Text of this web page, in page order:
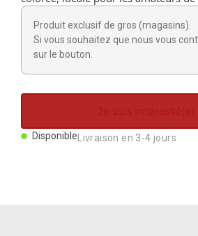
Aimants
Produit exclusif de gros (magasins).
Si vous souhaitez que nous vous
sur le bouton.
Je suis intéressé(e)
Disponible Livraison en 3-4 jours